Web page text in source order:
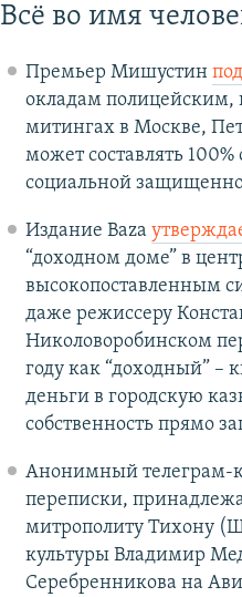
Всё во имя
Премьер Мишустин
окладам полицейским,
митингах в Москве,
может составлять
социальной
Издание Baza
“доходном доме” в
высокопоставленным
даже режиссеру
Николоворобинском
году как “доходный” –
деньги в городскую
собственность прямо
Анонимный телеграм-
переписки,
митрополиту Тихону
культуры Владимир
Серебренникова на